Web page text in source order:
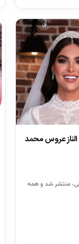
الناز عروس محمد
منتشر شد و همه